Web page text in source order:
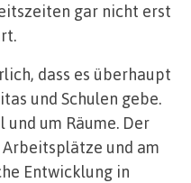
gar nicht erst
dass es überhaupt
und Schulen gebe.
und um Räume. Der
und am
Entwicklung in